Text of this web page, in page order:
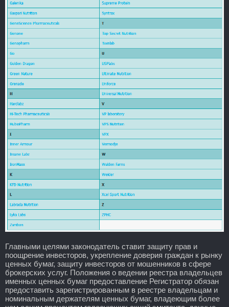
Главными целями законодатель ставит защиту прав и
поощрение инвесторов, укрепление доверия граждан к рынку
ценных бумаг, защиту инвесторов от мошенников в сфере
брокерских услуг. Положения о ведении реестра владельцев
именных ценных бумаг предоставление Регистратор обязан
предоставить зарегистрированным в реестре владельцам и
номинальным держателям ценных бумаг, владеющим более